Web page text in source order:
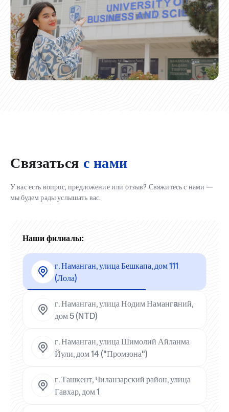
Связаться с нами
У вас есть вопрос, предложение или отзыв? Свяжитесь с нами —
мы будем рады услышать вас.
Наши филиалы:
г. Наманган, улица Бешкапа, дом 111
(Лола)
г. Наманган, улица Нодим Намангaний,
дом 5 (NTD)
г. Наманган, улица Шимолий Айланма
Йули, дом 14 ("Промзона")
г. Ташкент, Чиланзарский район, улица
Гавхар, дом 1